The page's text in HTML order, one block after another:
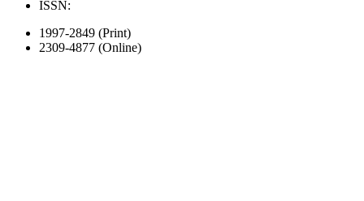
ISSN:
1997-2849 (Print)
2309-4877 (Online)